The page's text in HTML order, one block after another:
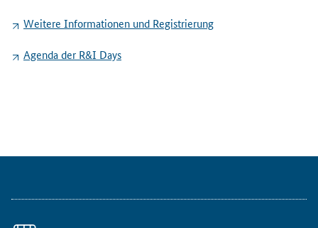
2
Weitere Informationen und Registrierung
Agenda der R&I Days